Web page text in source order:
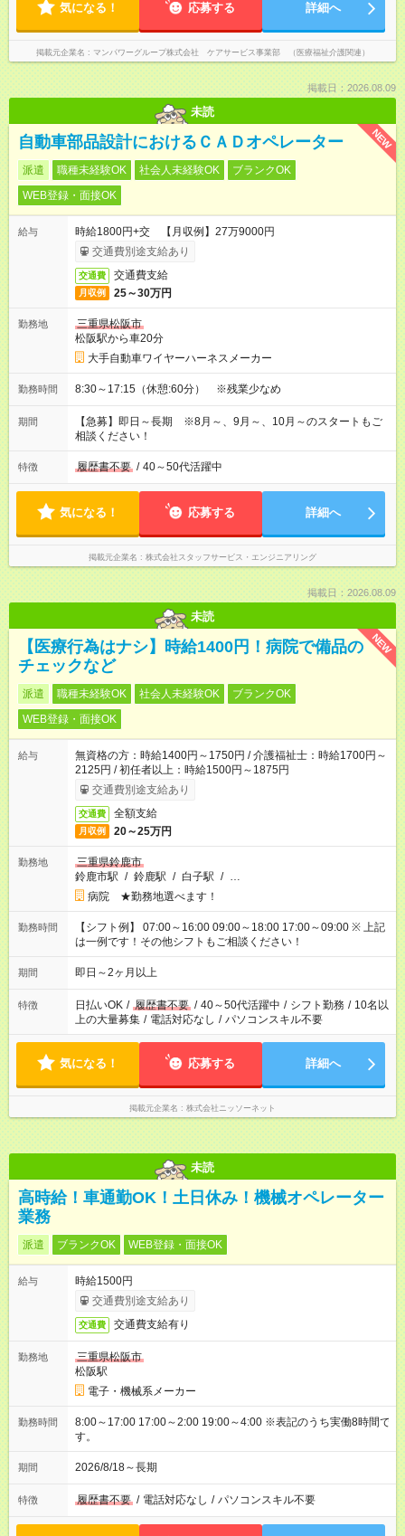
気になる！ 応募する 詳細へ
掲載元企業名 マンパワーグループ株式会社 ケアサービス事業部 （医療福祉介護関連）
掲載日：2026.08.09
未読
NEW
自動車部品設計におけるＣＡＤオペレーター
派遣 職種未経験OK 社会人未経験OK
ブランクOK
WEB登録・面接OK
給与
時給1800円+交 【月収例】27万9000円
交通費別途支給あり
交通費 交通費支給
月収例 25～30万円
勤務地
三重県松阪市
松阪駅から車20分
大手自動車ワイヤーハーネスメーカー
勤務時間 8:30～17:15（休憩:60分） ※残業少なめ
期間
【急募】即日～長期 ※8月～、9月～、10月～のスタートもご
相談ください！
特徴 履歴書不要 / 40～50代活躍中
気になる！ 応募する 詳細へ
掲載元企業名 株式会社スタッフサービス・エンジニアリング
掲載日：2026.08.09
未読
NEW
【医療行為はナシ】時給1400円！病院で備品の
チェックなど
派遣 職種未経験OK 社会人未経験OK
ブランクOK
WEB登録・面接OK
給与
無資格の方：時給1400円～1750円 / 介護福祉士：時給1700円～
2125円 / 初任者以上：時給1500円～1875円
交通費別途支給あり
交通費 全額支給
月収例 20～25万円
勤務地
三重県鈴鹿市
鈴鹿市駅 / 鈴鹿駅 / 白子駅 / …
病院 ★勤務地選べます！
勤務時間
【シフト例】 07:00～16:00 09:00～18:00 17:00～09:00 ※ 上記
は一例です！その他シフトもご相談ください！
期間 即日～2ヶ月以上
特徴 日払いOK / 履歴書不要 / 40～50代活躍中 / シフト勤務 / 10名以
上の大量募集 / 電話対応なし / パソコンスキル不要
気になる！ 応募する 詳細へ
掲載元企業名 株式会社ニッソーネット
未読
高時給！車通勤OK！土日休み！機械オペレーター
業務
派遣 ブランクOK WEB登録・面接OK
給与
時給1500円
交通費別途支給あり
交通費 交通費支給有り
勤務地
三重県松阪市
松阪駅
電子・機械系メーカー
勤務時間
8:00～17:00 17:00～2:00 19:00～4:00 ※表記のうち実働8時間で
す。
期間 2026/8/18～長期
特徴 履歴書不要 / 電話対応なし / パソコンスキル不要